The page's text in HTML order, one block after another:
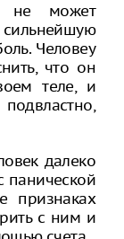
не может
Человеу
что он
теле, и
далеко
панической
признаках
с ним и